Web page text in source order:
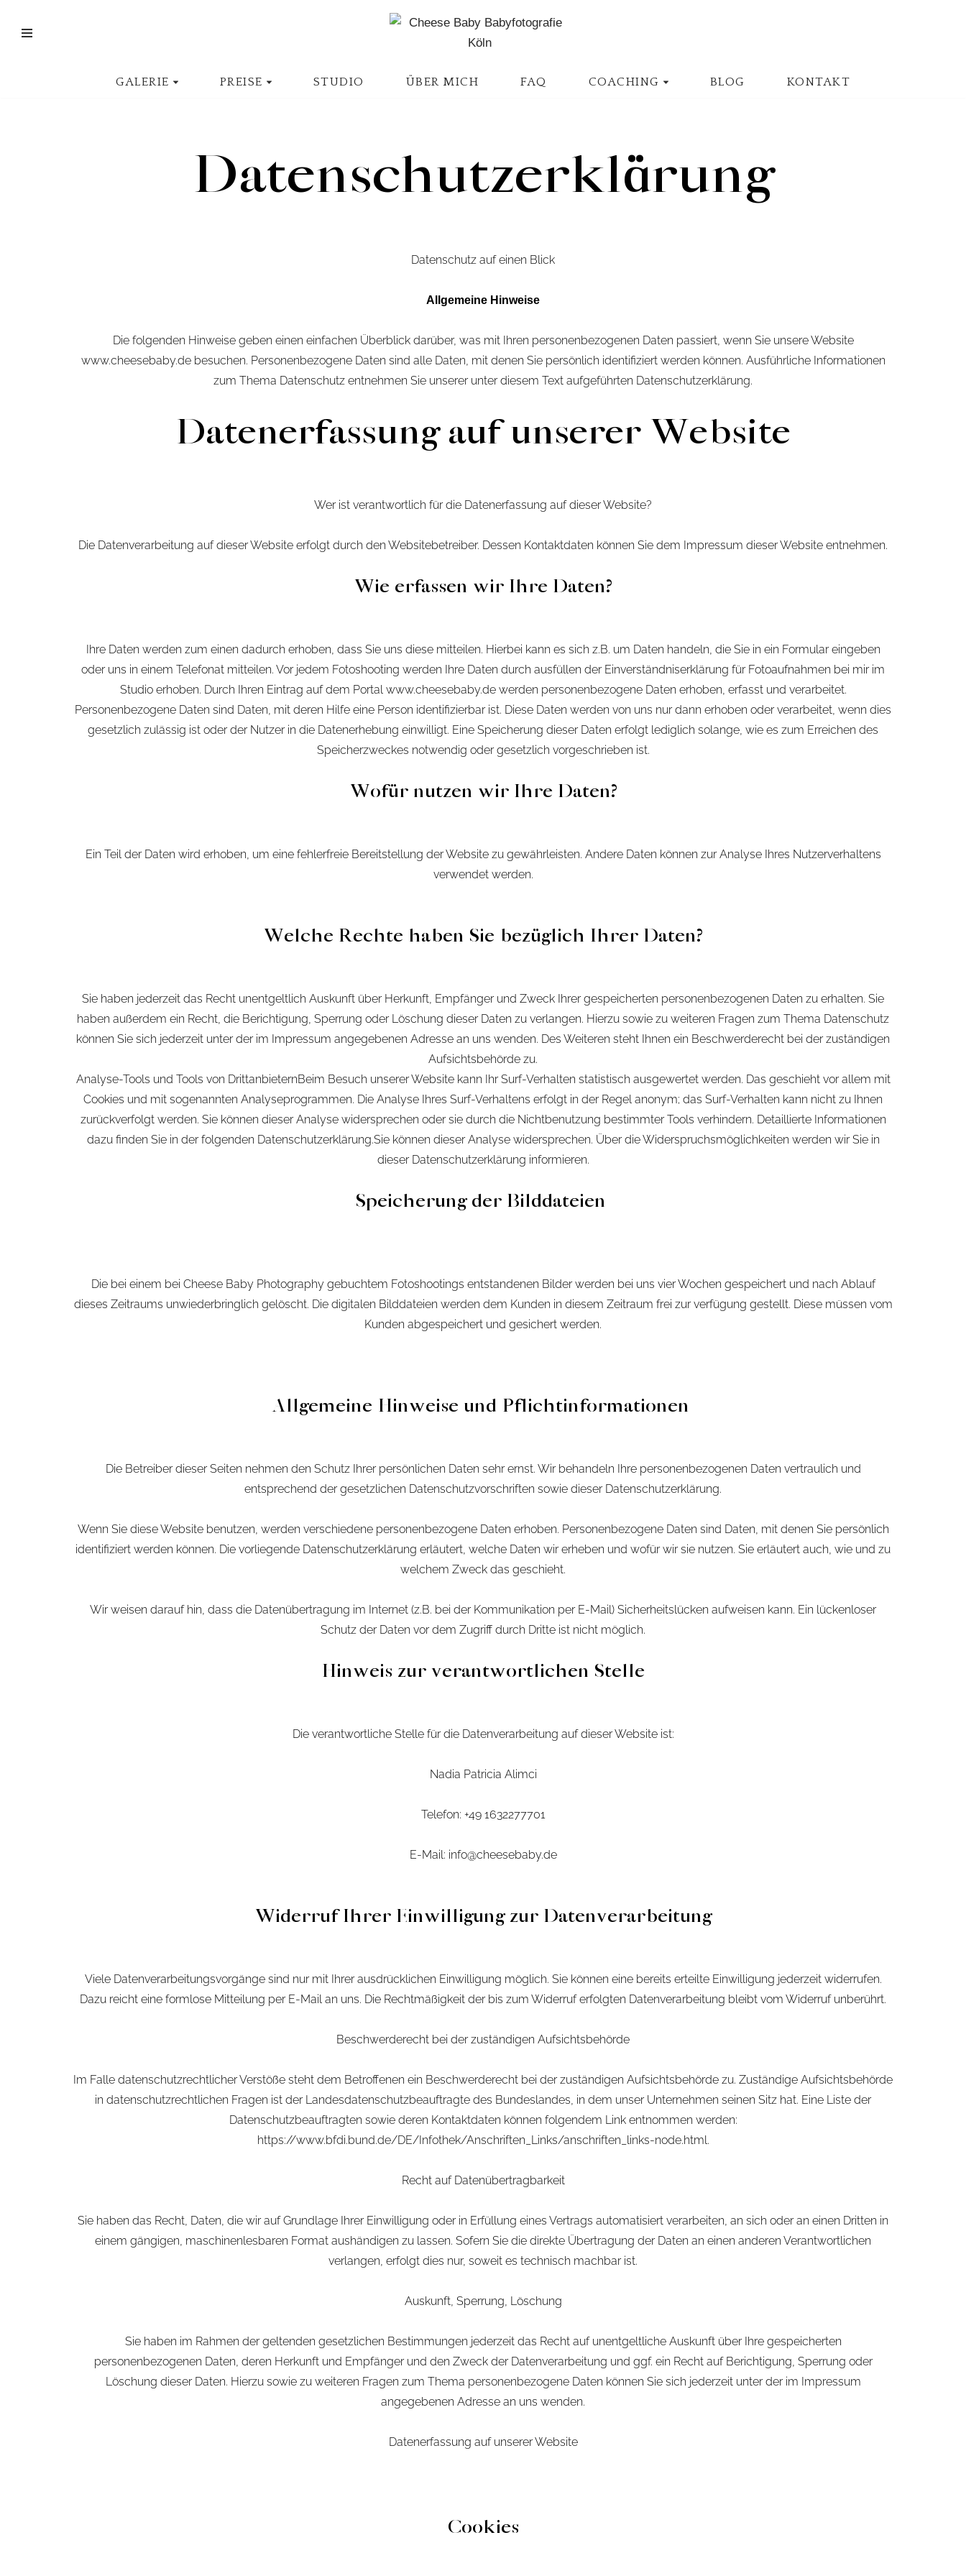
Zum
GALERIE PREISE STUDIO ÜBER MICH FAQ COACHING BLOG KONTAKT
Datenschutzerklärung
Datenschutz auf einen Blick
Allgemeine Hinweise
Die folgenden Hinweise geben einen einfachen Überblick darüber, was mit Ihren personenbezogenen Daten passiert, wenn Sie unsere Website
www.cheesebaby.de besuchen. Personenbezogene Daten sind alle Daten, mit denen Sie persönlich identifiziert werden können. Ausführliche Informationen
zum Thema Datenschutz entnehmen Sie unserer unter diesem Text aufgeführten Datenschutzerklärung.
Datenerfassung auf unserer Website
Wer ist verantwortlich für die Datenerfassung auf dieser Website?
Die Datenverarbeitung auf dieser Website erfolgt durch den Websitebetreiber. Dessen Kontaktdaten können Sie dem Impressum dieser Website entnehmen.
Wie erfassen wir Ihre Daten?
Ihre Daten werden zum einen dadurch erhoben, dass Sie uns diese mitteilen. Hierbei kann es sich z.B. um Daten handeln, die Sie in ein Formular eingeben
oder uns in einem Telefonat mitteilen. Vor jedem Fotoshooting werden Ihre Daten durch ausfüllen der Einverständniserklärung für Fotoaufnahmen bei mir im
Studio erhoben. Durch Ihren Eintrag auf dem Portal www.cheesebaby.de werden personenbezogene Daten erhoben, erfasst und verarbeitet.
Personenbezogene Daten sind Daten, mit deren Hilfe eine Person identifizierbar ist. Diese Daten werden von uns nur dann erhoben oder verarbeitet, wenn dies
gesetzlich zulässig ist oder der Nutzer in die Datenerhebung einwilligt. Eine Speicherung dieser Daten erfolgt lediglich solange, wie es zum Erreichen des
Speicherzweckes notwendig oder gesetzlich vorgeschrieben ist.
Wofür nutzen wir Ihre Daten?
Ein Teil der Daten wird erhoben, um eine fehlerfreie Bereitstellung der Website zu gewährleisten. Andere Daten können zur Analyse Ihres Nutzerverhaltens
verwendet werden.
Welche Rechte haben Sie bezüglich Ihrer Daten?
Sie haben jederzeit das Recht unentgeltlich Auskunft über Herkunft, Empfänger und Zweck Ihrer gespeicherten personenbezogenen Daten zu erhalten. Sie
haben außerdem ein Recht, die Berichtigung, Sperrung oder Löschung dieser Daten zu verlangen. Hierzu sowie zu weiteren Fragen zum Thema Datenschutz
können Sie sich jederzeit unter der im Impressum angegebenen Adresse an uns wenden. Des Weiteren steht Ihnen ein Beschwerderecht bei der zuständigen
Aufsichtsbehörde zu.
Analyse-Tools und Tools von DrittanbieternBeim Besuch unserer Website kann Ihr Surf-Verhalten statistisch ausgewertet werden. Das geschieht vor allem mit
Cookies und mit sogenannten Analyseprogrammen. Die Analyse Ihres Surf-Verhaltens erfolgt in der Regel anonym; das Surf-Verhalten kann nicht zu Ihnen
zurückverfolgt werden. Sie können dieser Analyse widersprechen oder sie durch die Nichtbenutzung bestimmter Tools verhindern. Detaillierte Informationen
dazu finden Sie in der folgenden Datenschutzerklärung.Sie können dieser Analyse widersprechen. Über die Widerspruchsmöglichkeiten werden wir Sie in
dieser Datenschutzerklärung informieren.
Speicherung der Bilddateien
Die bei einem bei Cheese Baby Photography gebuchtem Fotoshootings entstandenen Bilder werden bei uns vier Wochen gespeichert und nach Ablauf
dieses Zeitraums unwiederbringlich gelöscht. Die digitalen Bilddateien werden dem Kunden in diesem Zeitraum frei zur verfügung gestellt. Diese müssen vom
Kunden abgespeichert und gesichert werden.
Allgemeine Hinweise und Pflichtinformationen
Die Betreiber dieser Seiten nehmen den Schutz Ihrer persönlichen Daten sehr ernst. Wir behandeln Ihre personenbezogenen Daten vertraulich und
entsprechend der gesetzlichen Datenschutzvorschriften sowie dieser Datenschutzerklärung.
Wenn Sie diese Website benutzen, werden verschiedene personenbezogene Daten erhoben. Personenbezogene Daten sind Daten, mit denen Sie persönlich
identifiziert werden können. Die vorliegende Datenschutzerklärung erläutert, welche Daten wir erheben und wofür wir sie nutzen. Sie erläutert auch, wie und zu
welchem Zweck das geschieht.
Wir weisen darauf hin, dass die Datenübertragung im Internet (z.B. bei der Kommunikation per E-Mail) Sicherheitslücken aufweisen kann. Ein lückenloser
Schutz der Daten vor dem Zugriff durch Dritte ist nicht möglich.
Hinweis zur verantwortlichen Stelle
Die verantwortliche Stelle für die Datenverarbeitung auf dieser Website ist:
Nadia Patricia Alimci
Telefon: +49 1632277701
E-Mail: info@cheesebaby.de
Widerruf Ihrer Einwilligung zur Datenverarbeitung
Viele Datenverarbeitungsvorgänge sind nur mit Ihrer ausdrücklichen Einwilligung möglich. Sie können eine bereits erteilte Einwilligung jederzeit widerrufen.
Dazu reicht eine formlose Mitteilung per E-Mail an uns. Die Rechtmäßigkeit der bis zum Widerruf erfolgten Datenverarbeitung bleibt vom Widerruf unberührt.
Beschwerderecht bei der zuständigen Aufsichtsbehörde
Im Falle datenschutzrechtlicher Verstöße steht dem Betroffenen ein Beschwerderecht bei der zuständigen Aufsichtsbehörde zu. Zuständige Aufsichtsbehörde
in datenschutzrechtlichen Fragen ist der Landesdatenschutzbeauftragte des Bundeslandes, in dem unser Unternehmen seinen Sitz hat. Eine Liste der
Datenschutzbeauftragten sowie deren Kontaktdaten können folgendem Link entnommen werden:
https://www.bfdi.bund.de/DE/Infothek/Anschriften_Links/anschriften_links-node.html.
Recht auf Datenübertragbarkeit
Sie haben das Recht, Daten, die wir auf Grundlage Ihrer Einwilligung oder in Erfüllung eines Vertrags automatisiert verarbeiten, an sich oder an einen Dritten in
einem gängigen, maschinenlesbaren Format aushändigen zu lassen. Sofern Sie die direkte Übertragung der Daten an einen anderen Verantwortlichen
verlangen, erfolgt dies nur, soweit es technisch machbar ist.
Auskunft, Sperrung, Löschung
Sie haben im Rahmen der geltenden gesetzlichen Bestimmungen jederzeit das Recht auf unentgeltliche Auskunft über Ihre gespeicherten
personenbezogenen Daten, deren Herkunft und Empfänger und den Zweck der Datenverarbeitung und ggf. ein Recht auf Berichtigung, Sperrung oder
Löschung dieser Daten. Hierzu sowie zu weiteren Fragen zum Thema personenbezogene Daten können Sie sich jederzeit unter der im Impressum
angegebenen Adresse an uns wenden.
Datenerfassung auf unserer Website
Cookies